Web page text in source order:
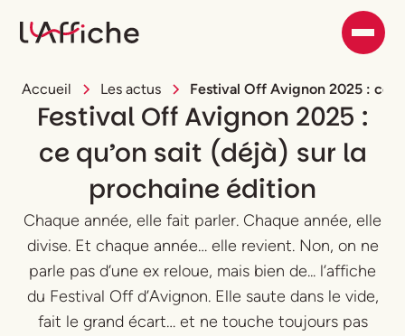
Accueil Les actus Festival Off Avignon 2025 : ce
Festival Off Avignon 2025 :
ce qu’on sait (déjà) sur la
prochaine édition
Chaque année, elle fait parler. Chaque année, elle
divise. Et chaque année… elle revient. Non, on ne
parle pas d’une ex reloue, mais bien de... l’affiche
du Festival Off d’Avignon. Elle saute dans le vide,
fait le grand écart… et ne touche toujours pas